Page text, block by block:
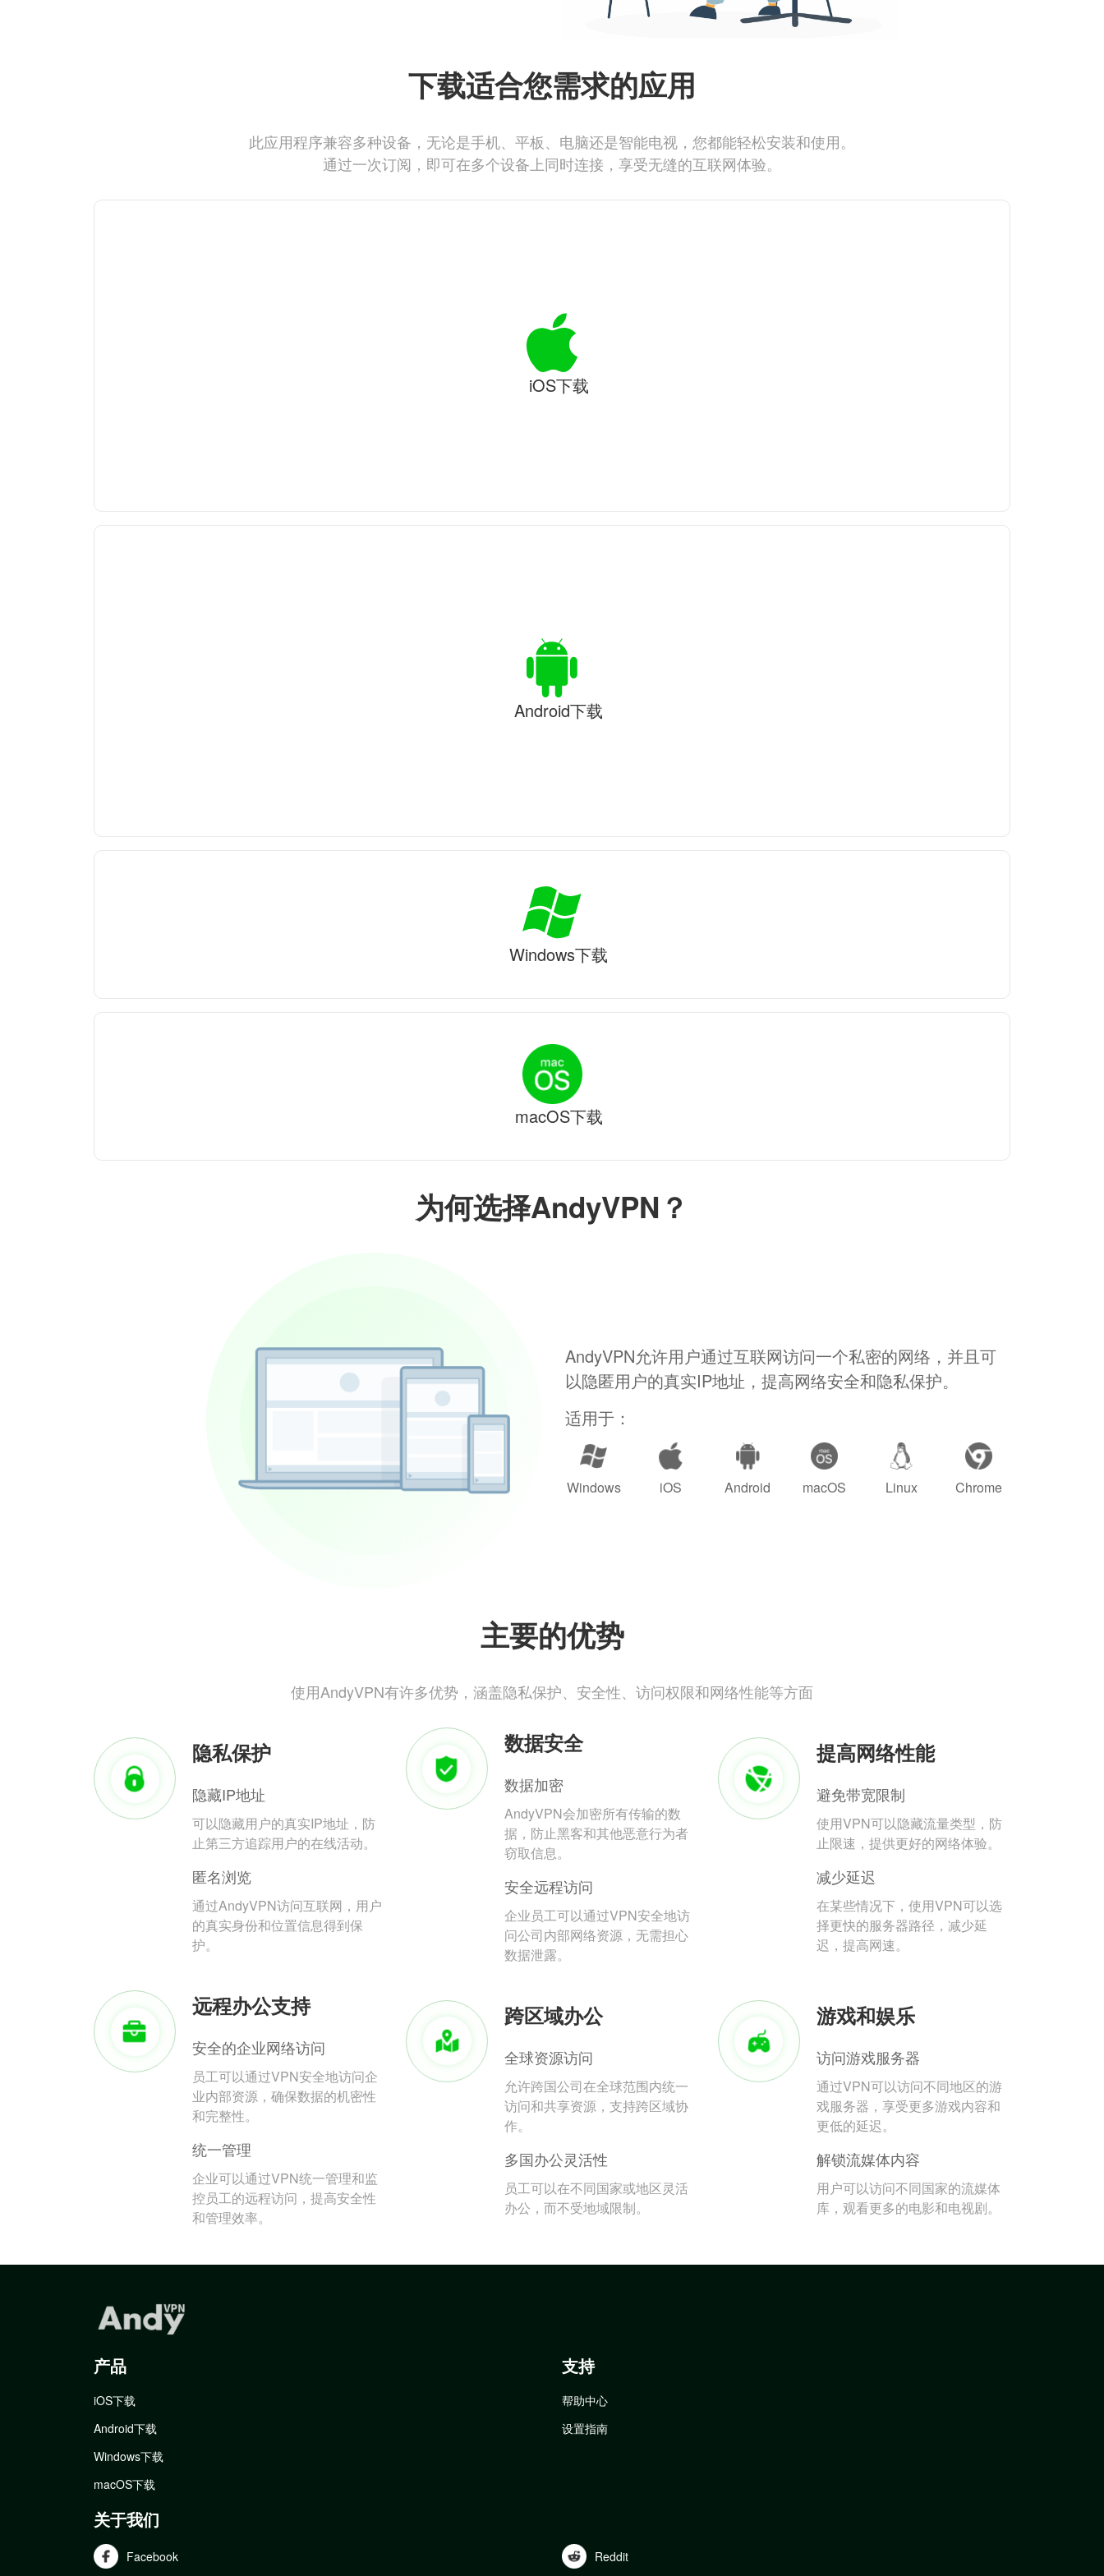
为何选择AndyVPN？
AndyVPN允许用户通过互联网访问一个私密的网络，并且可
以隐匿用户的真实IP地址，提高网络安全和隐私保护。
适用于：
Windows iOS Android macOS Linux Chrome
主要的优势
使用AndyVPN有许多优势，涵盖隐私保护、安全性、访问权限和网络性能等方面
隐私保护
隐藏IP地址
可以隐藏用户的真实IP地址，防
止第三方追踪用户的在线活动。
匿名浏览
通过AndyVPN访问互联网，用户
的真实身份和位置信息得到保
护。
数据安全
数据加密
AndyVPN会加密所有传输的数
据，防止黑客和其他恶意行为者
窃取信息。
安全远程访问
企业员工可以通过VPN安全地访
问公司内部网络资源，无需担心
数据泄露。
提高网络性能
避免带宽限制
使用VPN可以隐藏流量类型，防
止限速，提供更好的网络体验。
减少延迟
在某些情况下，使用VPN可以选
择更快的服务器路径，减少延
迟，提高网速。
远程办公支持
安全的企业网络访问
员工可以通过VPN安全地访问企
业内部资源，确保数据的机密性
和完整性。
统一管理
企业可以通过VPN统一管理和监
控员工的远程访问，提高安全性
和管理效率。
跨区域办公
全球资源访问
允许跨国公司在全球范围内统一
访问和共享资源，支持跨区域协
作。
多国办公灵活性
员工可以在不同国家或地区灵活
办公，而不受地域限制。
游戏和娱乐
访问游戏服务器
通过VPN可以访问不同地区的游
戏服务器，享受更多游戏内容和
更低的延迟。
解锁流媒体内容
用户可以访问不同国家的流媒体
库，观看更多的电影和电视剧。
下载适合您需求的应用
此应用程序兼容多种设备，无论是手机、平板、电脑还是智能电视，您都能轻松安装和使用。
通过一次订阅，即可在多个设备上同时连接，享受无缝的互联网体验。
iOS下载
Android下载
Windows下载
macOS下载
产品
iOS下载
Android下载
Windows下载
macOS下载
支持
帮助中心
设置指南
关于我们
Facebook Reddit